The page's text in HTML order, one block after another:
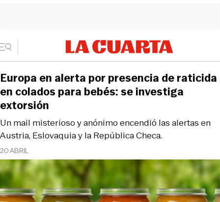
20 ABRIL
Un mail misterioso y anónimo encendió las alertas en
Austria, Eslovaquia y la República Checa.
Europa en alerta por presencia de raticida
en colados para bebés: se investiga
extorsión